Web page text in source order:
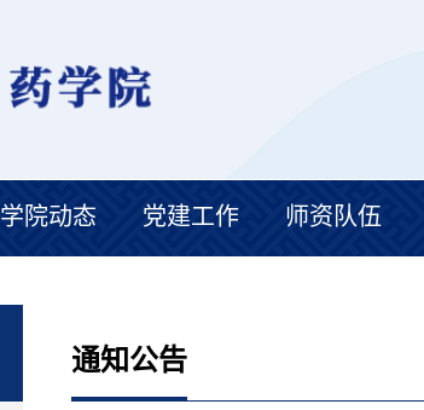
学院动态 党建工作 师资队伍
通知公告